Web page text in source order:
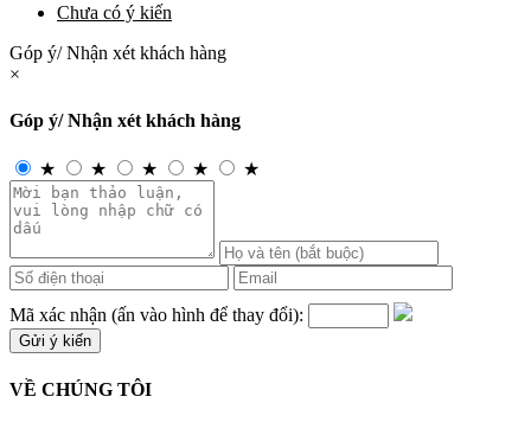
Chưa có ý kiến
Góp ý/ Nhận xét khách hàng
×
Góp ý/ Nhận xét khách hàng
★ ★ ★ ★ ★
Mã xác nhận (ấn vào hình để thay đổi):
VỀ CHÚNG TÔI